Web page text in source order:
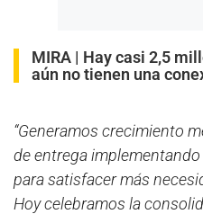
MIRA | Hay casi 2,5
aún no tienen una
“Generamos crecimiento
de entrega
para satisfacer más
Hoy celebramos la